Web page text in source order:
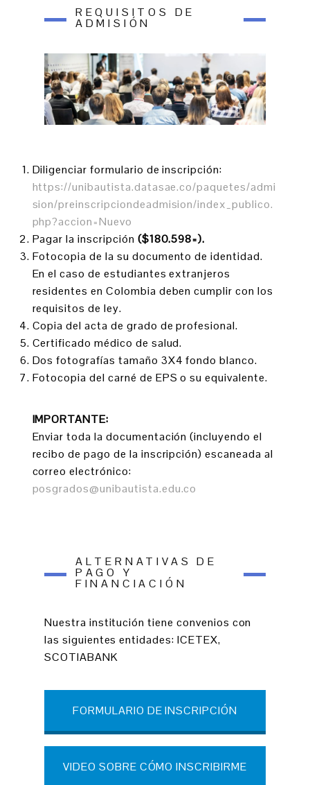
REQUISITOS DE
ADMISIÓN
Diligenciar formulario de inscripción:
https://unibautista.datasae.co/paquetes/admi
sion/preinscripciondeadmision/index_publico.
php?accion=Nuevo
Pagar la inscripción ($180.598=).
Fotocopia de la su documento de identidad.
En el caso de estudiantes extranjeros
residentes en Colombia deben cumplir con los
requisitos de ley.
Copia del acta de grado de profesional.
Certificado médico de salud.
Dos fotografías tamaño 3X4 fondo blanco.
Fotocopia del carné de EPS o su equivalente.
IMPORTANTE:
Enviar toda la documentación (incluyendo el
recibo de pago de la inscripción) escaneada al
correo electrónico:
posgrados@unibautista.edu.co
ALTERNATIVAS DE
PAGO Y
FINANCIACIÓN
Nuestra institución tiene convenios con
las siguientes entidades: ICETEX,
SCOTIABANK
FORMULARIO DE INSCRIPCIÓN
VIDEO SOBRE CÓMO INSCRIBIRME